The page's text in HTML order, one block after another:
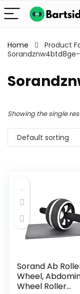
Home
Product
Sorandznw4btd8ge-
Showing the single
Default sorting
Sorand Ab
Wheel,
Wheel Roller